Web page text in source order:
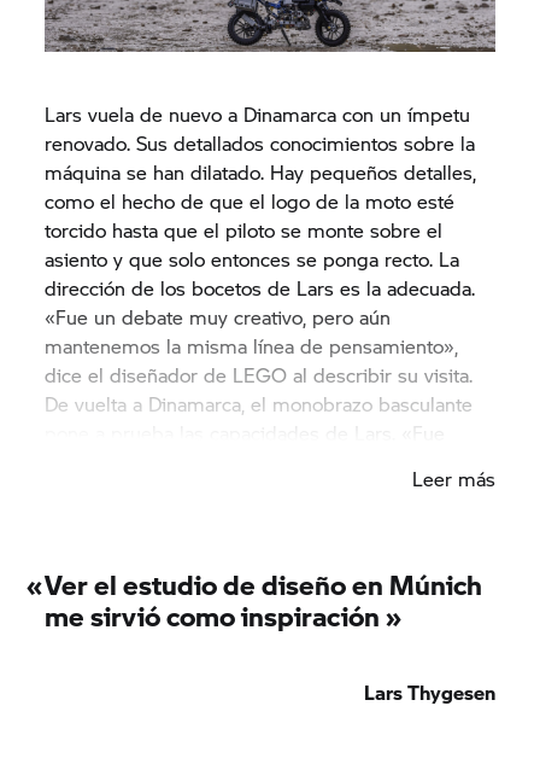
Lars vuela de nuevo a Dinamarca con un ímpetu
renovado. Sus detallados conocimientos sobre la
máquina se han dilatado. Hay pequeños detalles,
como el hecho de que el logo de la moto esté
torcido hasta que el piloto se monte sobre el
asiento y que solo entonces se ponga recto. La
dirección de los bocetos de Lars es la adecuada.
«Fue un debate muy creativo, pero aún
mantenemos la misma línea de pensamiento»,
dice el diseñador de LEGO al describir su visita.
De vuelta a Dinamarca, el monobrazo basculante
pone a prueba las capacidades de Lars. «Fue
embargo, el danés ha conseguido crear las piezas
especialmente para este modelo GS. «No tuve
que ceder en ningún momento», nos dice Lars
acerca de las tareas más difíciles durante la
Leer más
«Ver el estudio de diseño en Múnich
me sirvió como inspiración »
Lars Thygesen